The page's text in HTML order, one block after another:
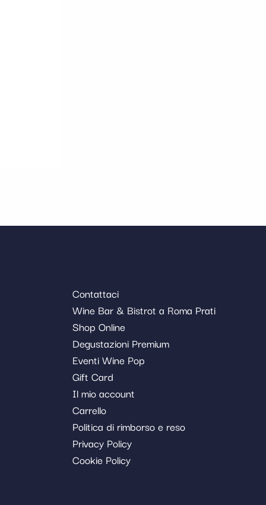
Contattaci
Wine Bar & Bistrot a Roma Prati
Shop Online
Degustazioni Premium
Eventi Wine Pop
Gift Card
Il mio account
Carrello
Politica di rimborso e reso
Privacy Policy
Cookie Policy